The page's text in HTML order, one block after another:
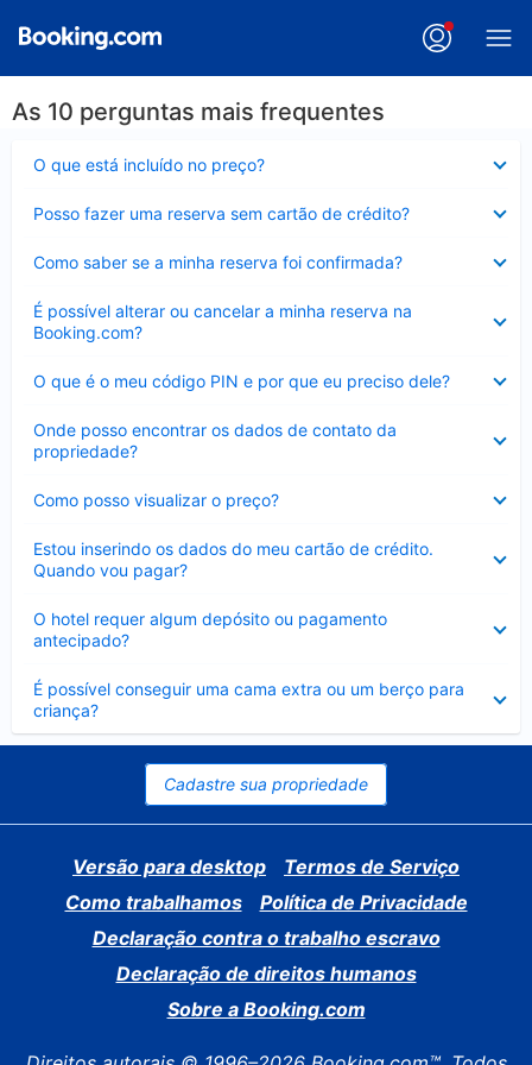
As 10 perguntas mais frequentes
O que está incluído no preço?
Posso fazer uma reserva sem cartão de crédito?
Como saber se a minha reserva foi confirmada?
É possível alterar ou cancelar a minha reserva na
Booking.com?
Contraído
O que é o meu código PIN e por que eu preciso dele?
Onde posso encontrar os dados de contato da
propriedade?
Como posso visualizar o preço?
Estou inserindo os dados do meu cartão de crédito.
Quando vou pagar?
O hotel requer algum depósito ou pagamento
antecipado?
É possível conseguir uma cama extra ou um berço para
criança?
Contraído
Cadastre sua propriedade
Versão para desktop
Termos de Serviço
Como trabalhamos
Política de Privacidade
Declaração contra o trabalho escravo
Declaração de direitos humanos
Sobre a Booking.com